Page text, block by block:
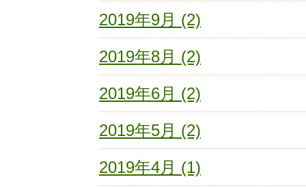
2019年9月 (2)
2019年8月 (2)
2019年6月 (2)
2019年5月 (2)
2019年4月 (1)